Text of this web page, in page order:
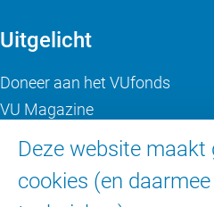
Deze website maakt
cookies (en
Uitgelicht
Doneer aan het VUfonds
VU Magazine